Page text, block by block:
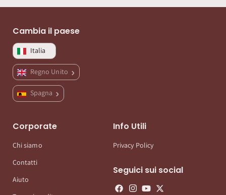
Cambia il paese
Italia
Regno Unito
Spagna
Corporate
Chi siamo
Contatti
Aiuto
Info Utili
Privacy Policy
Seguici sui social